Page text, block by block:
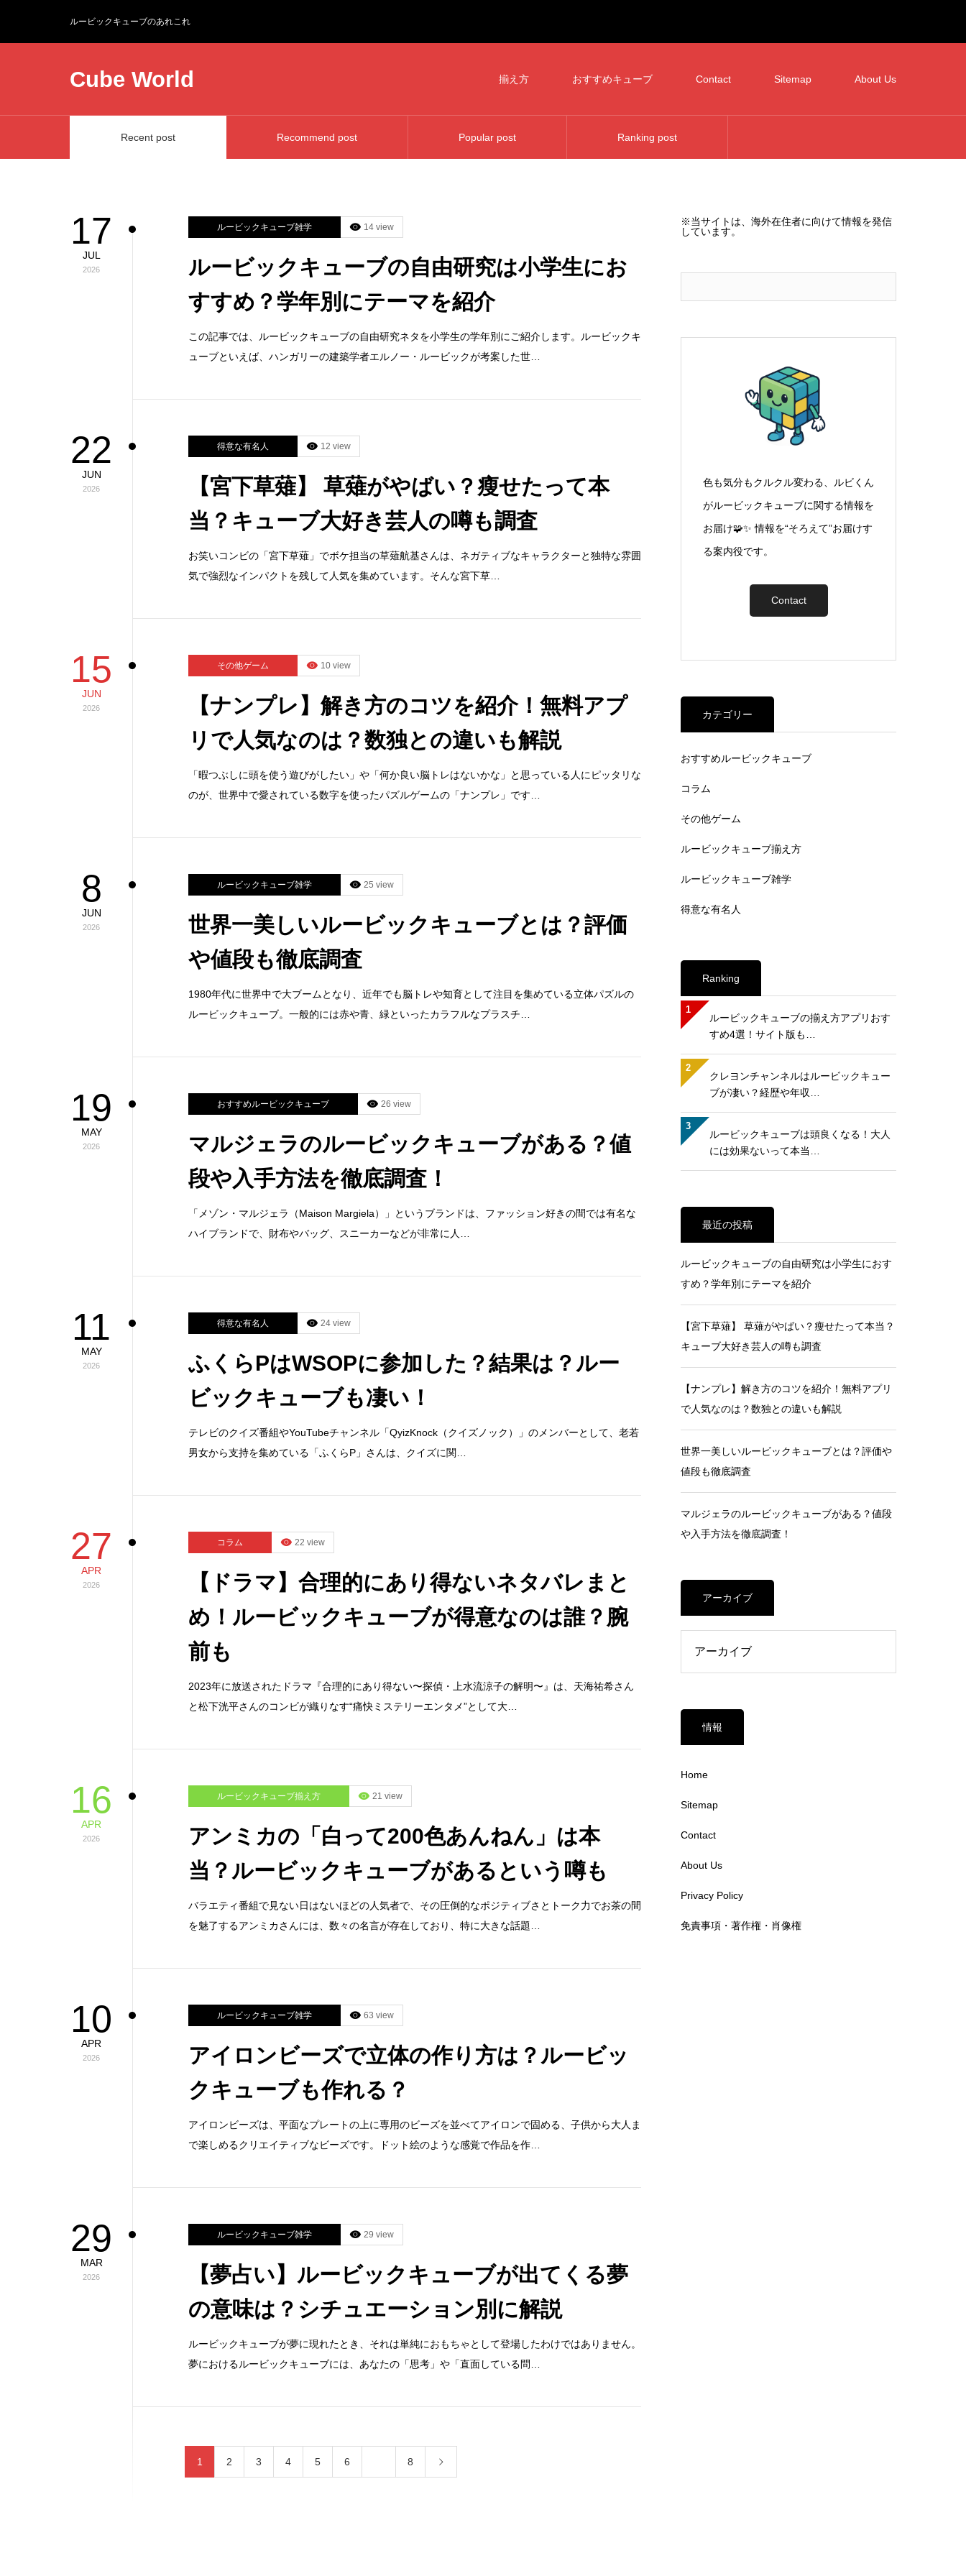
ルービックキューブのあれこれ
Cube World 揃え方 おすすめキューブ Contact Sitemap About Us
Recent post Recommend post Popular post Ranking post
17
JUL
2026
ルービックキューブ雑学 14 view
ルービックキューブの自由研究は小学生にお
すすめ？学年別にテーマを紹介
この記事では、ルービックキューブの自由研究ネタを小学生の学年別にご紹介します。ルービックキ
ューブといえば、ハンガリーの建築学者エルノー・ルービックが考案した世…
22
JUN
2026
得意な有名人 12 view
【宮下草薙】 草薙がやばい？瘦せたって本
当？キューブ大好き芸人の噂も調査
お笑いコンビの「宮下草薙」でボケ担当の草薙航基さんは、ネガティブなキャラクターと独特な雰囲
気で強烈なインパクトを残して人気を集めています。そんな宮下草…
15
JUN
2026
その他ゲーム 10 view
【ナンプレ】解き方のコツを紹介！無料アプ
リで人気なのは？数独との違いも解説
「暇つぶしに頭を使う遊びがしたい」や「何か良い脳トレはないかな」と思っている人にピッタリな
のが、世界中で愛されている数字を使ったパズルゲームの「ナンプレ」です…
8
JUN
2026
ルービックキューブ雑学 25 view
世界一美しいルービックキューブとは？評価
や値段も徹底調査
1980年代に世界中で大ブームとなり、近年でも脳トレや知育として注目を集めている立体パズルの
ルービックキューブ。一般的には赤や青、緑といったカラフルなプラスチ…
19
MAY
2026
おすすめルービックキューブ 26 view
マルジェラのルービックキューブがある？値
段や入手方法を徹底調査！
「メゾン・マルジェラ（Maison Margiela）」というブランドは、ファッション好きの間では有名な
ハイブランドで、財布やバッグ、スニーカーなどが非常に人…
11
MAY
2026
得意な有名人 24 view
ふくらPはWSOPに参加した？結果は？ルー
ビックキューブも凄い！
テレビのクイズ番組やYouTubeチャンネル「QyizKnock（クイズノック）」のメンバーとして、老若
男女から支持を集めている「ふくらP」さんは、クイズに関…
27
APR
2026
コラム 22 view
【ドラマ】合理的にあり得ないネタバレまと
め！ルービックキューブが得意なのは誰？腕
前も
2023年に放送されたドラマ『合理的にあり得ない〜探偵・上水流涼子の解明〜』は、天海祐希さん
と松下洸平さんのコンビが織りなす“痛快ミステリーエンタメ”として大…
16
APR
2026
ルービックキューブ揃え方 21 view
アンミカの「白って200色あんねん」は本
当？ルービックキューブがあるという噂も
バラエティ番組で見ない日はないほどの人気者で、その圧倒的なポジティブさとトーク力でお茶の間
を魅了するアンミカさんには、数々の名言が存在しており、特に大きな話題…
10
APR
2026
ルービックキューブ雑学 63 view
アイロンビーズで立体の作り方は？ルービッ
クキューブも作れる？
アイロンビーズは、平面なプレートの上に専用のビーズを並べてアイロンで固める、子供から大人ま
で楽しめるクリエイティブなビーズです。ドット絵のような感覚で作品を作…
29
MAR
2026
ルービックキューブ雑学 29 view
【夢占い】ルービックキューブが出てくる夢
の意味は？シチュエーション別に解説
ルービックキューブが夢に現れたとき、それは単純におもちゃとして登場したわけではありません。
夢におけるルービックキューブには、あなたの「思考」や「直面している問…
1 2 3 4 5 6 8
※当サイトは、海外在住者に向けて情報を発信
しています。
色も気分もクルクル変わる、ルビくん
がルービックキューブに関する情報を
お届け🧩✨ 情報を“そろえて”お届けす
る案内役です。
Contact
カテゴリー
おすすめルービックキューブ
コラム
その他ゲーム
ルービックキューブ揃え方
ルービックキューブ雑学
得意な有名人
Ranking
1
ルービックキューブの揃え方アプリおす
すめ4選！サイト版も…
2
クレヨンチャンネルはルービックキュー
ブが凄い？経歴や年収…
3
ルービックキューブは頭良くなる！大人
には効果ないって本当…
最近の投稿
ルービックキューブの自由研究は小学生におす
すめ？学年別にテーマを紹介
【宮下草薙】 草薙がやばい？瘦せたって本当？
キューブ大好き芸人の噂も調査
【ナンプレ】解き方のコツを紹介！無料アプリ
で人気なのは？数独との違いも解説
世界一美しいルービックキューブとは？評価や
値段も徹底調査
マルジェラのルービックキューブがある？値段
や入手方法を徹底調査！
アーカイブ
情報
Home
Sitemap
Contact
About Us
Privacy Policy
免責事項・著作権・肖像権